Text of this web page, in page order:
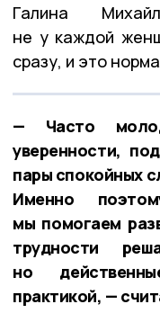
Галина
не у каждой
сразу, и это
— Часто
уверенности,
пары спокойных
Именно
мы помогаем
трудности
но
практикой, —